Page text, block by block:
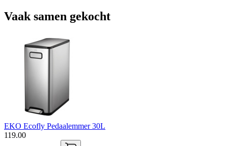
Vaak samen gekocht
EKO Ecofly Pedaalemmer 30L
119.00